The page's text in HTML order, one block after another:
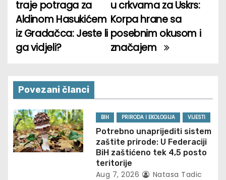
o
s
t
n
a
v
i
u crkvama za Uskrs:
Korpa hrane sa
posebnim okusom i
značajem
traje potraga za
Aldinom Hasukićem
iz Gradačca: Jeste li
ga vidjeli?
Povezani članci
BIH PRIRODA I EKOLOGIJA VIJESTI
Potrebno unaprijediti sistem
zaštite prirode: U Federaciji
BiH zaštićeno tek 4,5 posto
teritorije
Aug 7, 2026 Natasa Tadic